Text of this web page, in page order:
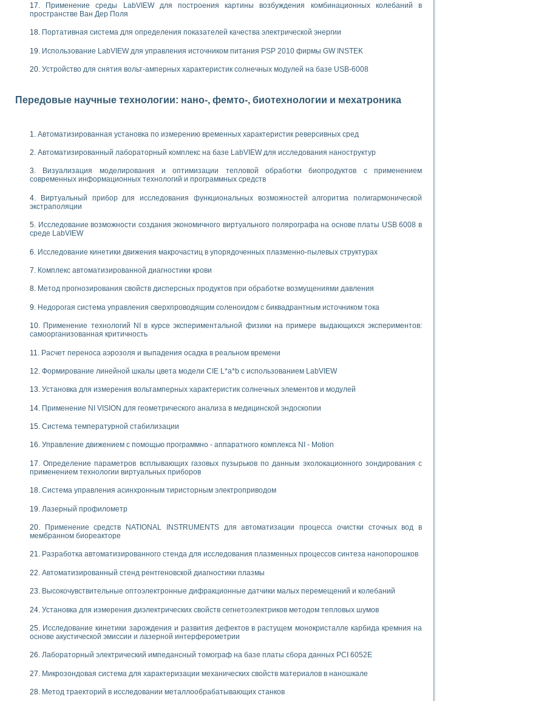
и корреляционный анализ"
принципа действия универсального цифрового вольтметра
обеспечение учебных лабораторных стендов
LabVIEW
для исследования АЧХ и ФЧХ активных фильтров
INSTRUMENTS в операционной системе LINUX
принимаемых решений в среде LabVIEW
электрических характеристик газоразрядных и люминесцентных ламп
информационно-измерительным системам (ИИС)
характеристик на основе использования звуковой карты ПК
работы «Имитационное моделирование погрешностей канала измерения температуры» в среде LabVIEW
национального проекта «Образование» технологий NATIONAL INSTRUMENTS в Нижегородском госуниверситете им. Н.И. Лобачевского
решателей обыкновенных дифференциальных уравнений инструментальных систем моделирования
практикумов на кафедре информационных систем МИРЭА
практикума по электронике кафедры информационных систем МИРЭА
по электротехнике в среде MULTISIM
«Технологии NATIONAL INSTRUMENTS» в ростовском колледже связи и информатики
постоянного тока
ИИС на базе оборудования NI CompactDAQ
Применение среды LabVIEW для построения картины возбуждения комбинационных колебаний в
пространстве Ван Дер Поля
Портативная система для определения показателей качества электрической энергии
Использование LabVIEW для управления источником питания PSP 2010 фирмы GW INSTEK
Устройство для снятия вольт-амперных характеристик солнечных модулей на базе USB-6008
Передовые научные технологии: нано-, фемто-, биотехнологии и мехатроника
Автоматизированная установка по измерению временных характеристик реверсивных сред
Автоматизированный лабораторный комплекс на базе LabVIEW для исследования наноструктур
Визуализация моделирования и оптимизации тепловой обработки биопродуктов с применением
современных информационных технологий и программных средств
Виртуальный прибор для исследования функциональных возможностей алгоритма полигармонической
экстраполяции
Исследование возможности создания экономичного виртуального полярографа на основе платы USB 6008 в
среде LabVIEW
Исследование кинетики движения макрочастиц в упорядоченных плазменно-пылевых структурах
Комплекс автоматизированной диагностики крови
Метод прогнозирования свойств дисперсных продуктов при обработке возмущениями давления
Недорогая система управления сверхпроводящим соленоидом с биквадрантным источником тока
Применение технологий NI в курсе экспериментальной физики на примере выдающихся экспериментов:
самоорганизованная критичность
Расчет переноса аэрозоля и выпадения осадка в реальном времени
Формирование линейной шкалы цвета модели CIE L*a*b с использованием LabVIEW
Установка для измерения вольтамперных характеристик солнечных элементов и модулей
Применение NI VISION для геометрического анализа в медицинской эндоскопии
Система температурной стабилизации
Управление движением с помощью программно - аппаратного комплекса NI - Motion
Определение параметров всплывающих газовых пузырьков по данным эхолокационного зондирования с
применением технологии виртуальных приборов
Система управления асинхронным тиристорным электроприводом
Лазерный профилометр
Применение средств NATIONAL INSTRUMENTS для автоматизации процесса очистки сточных вод в
мембранном биореакторе
Разработка автоматизированного стенда для исследования плазменных процессов синтеза нанопорошков
Автоматизированный стенд рентгеновской диагностики плазмы
Высокочувствительные оптоэлектронные дифракционные датчики малых перемещений и колебаний
Установка для измерения диэлектрических свойств сегнетоэлектриков методом тепловых шумов
Исследование кинетики зарождения и развития дефектов в растущем монокристалле карбида кремния на
основе акустической эмиссии и лазерной интерферометрии
Лабораторный электрический импедансный томограф на базе платы сбора данных PCI 6052E
Микрозондовая система для характеризации механических свойств материалов в наношкале
Метод траекторий в исследовании металлообрабатывающих станков